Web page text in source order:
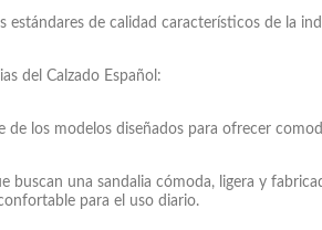
estándares de calidad característicos de la
del Calzado Español:
de los modelos diseñados para ofrecer
buscan una sandalia cómoda, ligera y
para el uso diario.